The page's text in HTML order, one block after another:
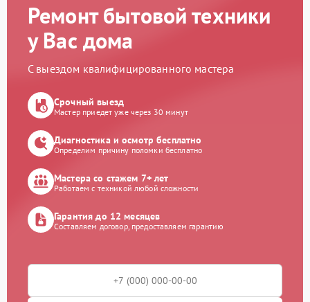
Ремонт бытовой техники
у Вас дома
С выездом квалифицированного мастера
Срочный выезд
Мастер приедет уже через 30 минут
Диагностика и осмотр бесплатно
Определим причину поломки бесплатно
Мастера со стажем 7+ лет
Работаем с техникой любой сложности
Гарантия до 12 месяцев
Составляем договор, предоставляем гарантию